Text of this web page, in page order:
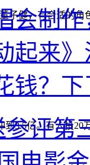
子健，有合适的
3.5亿。有人投
会制
起来
钱？